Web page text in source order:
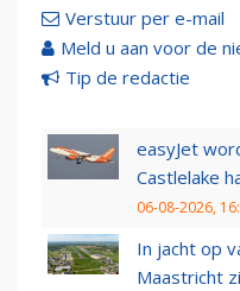
Verstuur per e-mail
Meld u aan voor de
Tip de redactie
easyJet
Castlelake
06-08-2026,
In jacht op
Maastricht